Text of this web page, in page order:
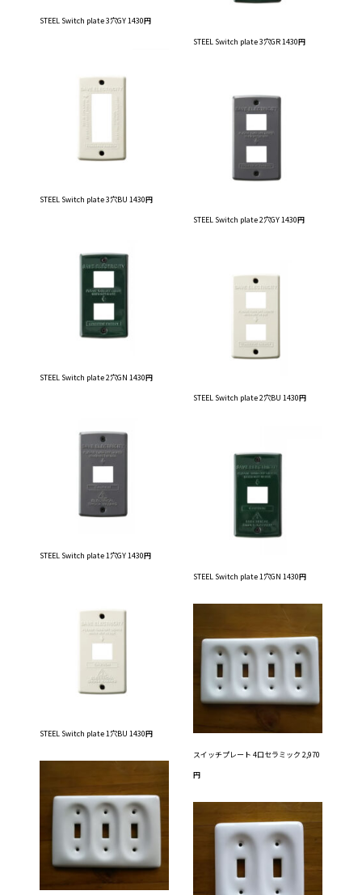
STEEL Switch plate 3穴GY 1430円
STEEL Switch plate 3穴GR 1430円
STEEL Switch plate 3穴BU 1430円
STEEL Switch plate 2穴GY 1430円
STEEL Switch plate 2穴GN 1430円
STEEL Switch plate 2穴BU 1430円
STEEL Switch plate 1穴GY 1430円
STEEL Switch plate 1穴GN 1430円
STEEL Switch plate 1穴BU 1430円
スイッチプレート 4口セラミック 2,970
円